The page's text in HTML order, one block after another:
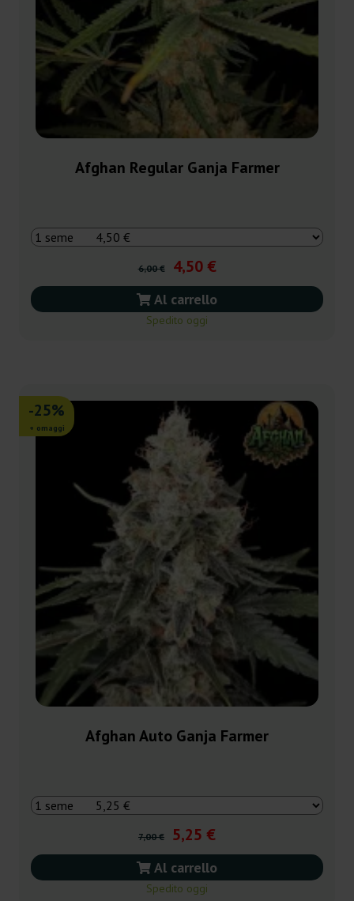
Afghan Regular Ganja Farmer
6,00 € 4,50 €
Al carrello
Spedito oggi
-25%
+ omaggi
Afghan Auto Ganja Farmer
7,00 € 5,25 €
Al carrello
Spedito oggi